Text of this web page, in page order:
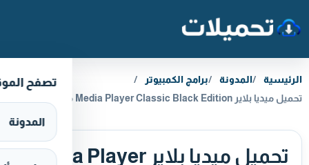
تصفح
المدونة
الرئيسية المدونة
برامج الكمبيوتر
تحميل ميديا بلاير Media Player Classic Black Edition مجانا
تحميل ميديا بلاير Media Player